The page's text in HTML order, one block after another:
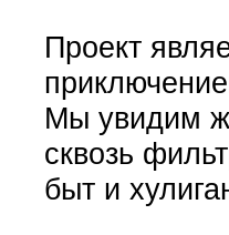
Проект
Мы увидим
сквозь
быт и